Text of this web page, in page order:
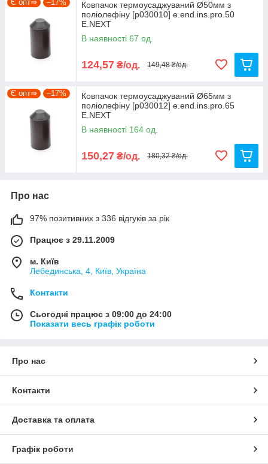
Є опт⇒ –17%
Ковпачок термоусаджуваний Ø50мм з
поліолефіну [p030010] e.end.ins.pro.50
E.NEXT
В наявності 67 од.
124,57 ₴/од. 149,48 ₴/од.
Є опт⇒ –17%
Ковпачок термоусаджуваний Ø65мм з
поліолефіну [p030012] e.end.ins.pro.65
E.NEXT
В наявності 164 од.
150,27 ₴/од. 180,32 ₴/од.
Про нас
97% позитивних з 336 відгуків за рік
Працює з 29.11.2009
м. Київ
Лебединська, 4, Київ, Україна
Контакти
Сьогодні працює з 09:00 до 24:00
Показати весь графік роботи
Про нас
Контакти
Доставка та оплата
Графік роботи